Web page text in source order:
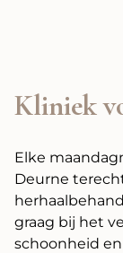
Kliniek
Elke
Deurne
graag bij het
schoonheid